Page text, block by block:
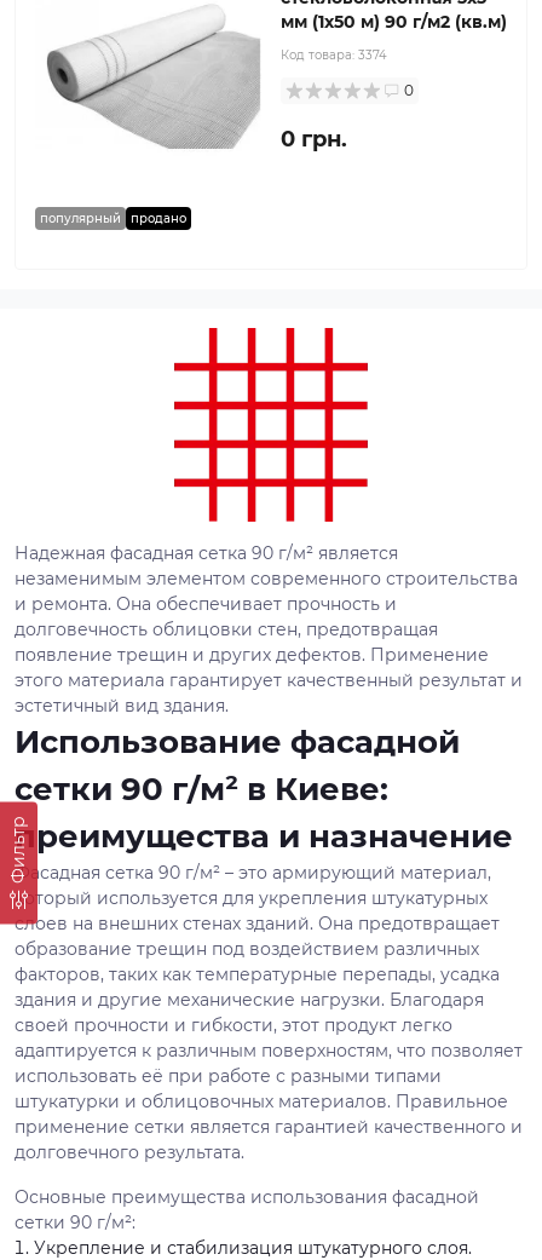
Фильтр
популярный продано
мм (1x50 м) 90 г/м2 (кв.м)
Код товара: 3374
0
0 грн.
Надежная фасадная сетка 90 г/м² является
незаменимым элементом современного строительства
и ремонта. Она обеспечивает прочность и
долговечность облицовки стен, предотвращая
появление трещин и других дефектов. Применение
этого материала гарантирует качественный результат и
эстетичный вид здания.
Использование фасадной
сетки 90 г/м² в Киеве:
преимущества и назначение
Фасадная сетка 90 г/м² – это армирующий материал,
который используется для укрепления штукатурных
слоев на внешних стенах зданий. Она предотвращает
образование трещин под воздействием различных
факторов, таких как температурные перепады, усадка
здания и другие механические нагрузки. Благодаря
своей прочности и гибкости, этот продукт легко
адаптируется к различным поверхностям, что позволяет
использовать её при работе с разными типами
штукатурки и облицовочных материалов. Правильное
применение сетки является гарантией качественного и
долговечного результата.
Основные преимущества использования фасадной
сетки 90 г/м²:
Укрепление и стабилизация штукатурного слоя.